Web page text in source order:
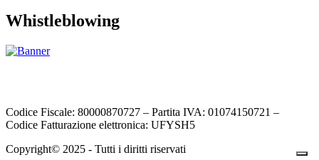
Whistleblowing
Codice Fiscale: 80000870727 – Partita IVA: 01074150721 –
Codice Fatturazione elettronica: UFYSH5
Copyright© 2025 - Tutti i diritti riservati